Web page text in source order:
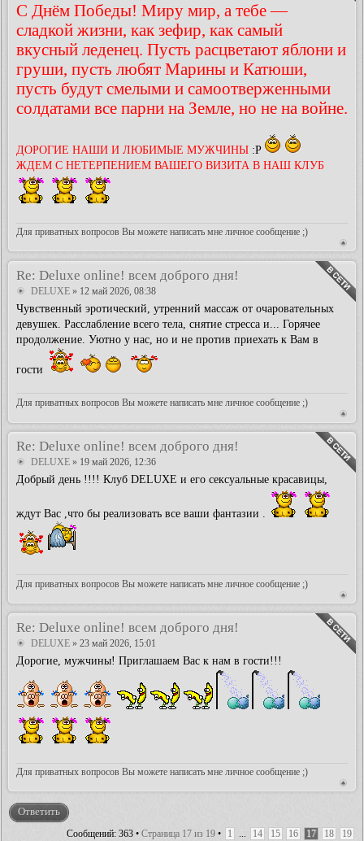
С Днём Победы! Миру мир, а тебе —
сладкой жизни, как зефир, как самый
вкусный леденец. Пусть расцветают яблони и
груши, пусть любят Марины и Катюши,
пусть будут смелыми и самоотверженными
солдатами все парни на Земле, но не на войне.
ДОРОГИЕ НАШИ И ЛЮБИМЫЕ МУЖЧИНЫ :P
ЖДЕМ С НЕТЕРПЕНИЕМ ВАШЕГО ВИЗИТА В НАШ КЛУБ
Для приватных вопросов Вы можете написать мне личное сообщение ;)
Re: Deluxe online! всем доброго дня!
DELUXE » 12 май 2026, 08:38
Чувственный эротический, утренний массаж от очаровательных
девушек. Расслабление всего тела, снятие стресса и... Горячее
продолжение. Уютно у нас, но и не против приехать к Вам в
гости
Для приватных вопросов Вы можете написать мне личное сообщение ;)
Re: Deluxe online! всем доброго дня!
DELUXE » 19 май 2026, 12:36
Добрый день !!!! Клуб DELUXE и его сексуальные красавицы,
ждут Вас ,что бы реализовать все ваши фантазии .
Для приватных вопросов Вы можете написать мне личное сообщение ;)
Re: Deluxe online! всем доброго дня!
DELUXE » 23 май 2026, 15:01
Дорогие, мужчины! Приглашаем Вас к нам в гости!!!
Для приватных вопросов Вы можете написать мне личное сообщение ;)
Ответить
Сообщений: 363 • Страница 17 из 19 • 1 ... 14 15 16 17 18 19